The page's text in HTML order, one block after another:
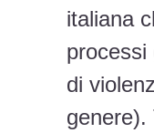
italiana
processi
di
genere).